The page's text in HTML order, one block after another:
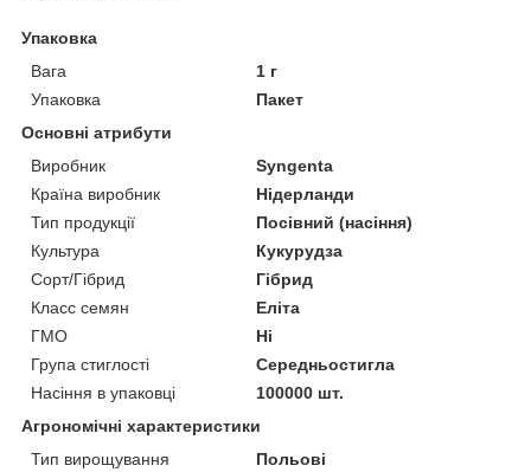
Упаковка
Вага
1 г
Упаковка
Пакет
Основні атрибути
Виробник
Syngenta
Країна виробник
Нідерланди
Тип продукції
Посівний (насіння)
Культура
Кукурудза
Сорт/Гібрид
Гібрид
Класс семян
Еліта
ГМО
Ні
Група стиглості
Середньостигла
Насіння в упаковці
100000 шт.
Агрономічні характеристики
Тип вирощування
Польові